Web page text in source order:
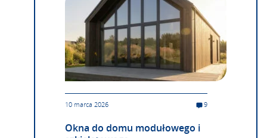
10 marca 2026 9
Okna do domu modułowego i